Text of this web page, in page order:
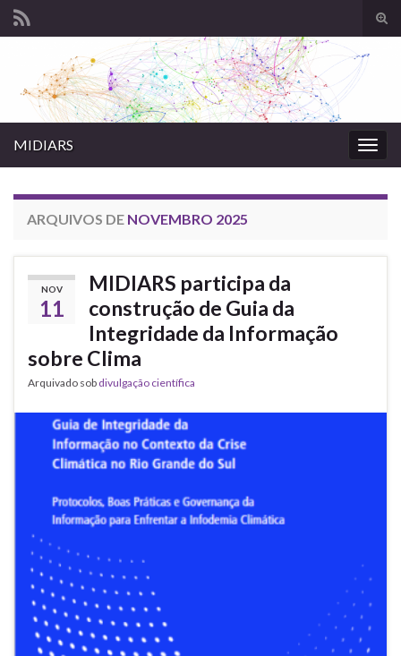
Search for:
MIDIARS
ARQUIVOS DE NOVEMBRO 2025
NOV
11
MIDIARS participa da
construção de Guia da
Integridade da Informação
sobre Clima
Arquivado sob divulgação científica